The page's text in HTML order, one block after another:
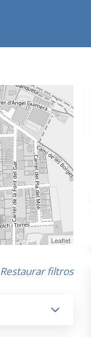
Leaflet
Restaurar filtros